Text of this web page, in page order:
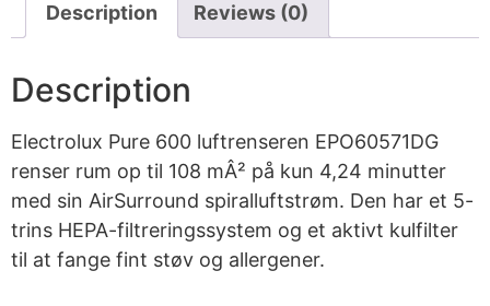
Description Reviews (0)
Description
Electrolux Pure 600 luftrenseren EPO60571DG
renser rum op til 108 mÂ² på kun 4,24 minutter
med sin AirSurround spiralluftstrøm. Den har et 5-
trins HEPA-filtreringssystem og et aktivt kulfilter
til at fange fint støv og allergener.